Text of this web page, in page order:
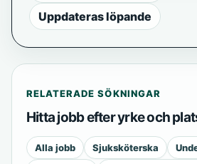
Uppdateras löpande
RELATERADE SÖKNINGAR
Hitta jobb efter yrke och
Alla jobb Sjuksköterska